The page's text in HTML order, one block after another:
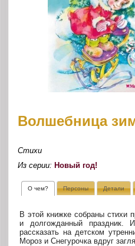
Волшебница
Стихи
Из серии: Новый год!
О чем? Персоны Детали
В этой книжке собраны
и долгожданный праздник.
рассказать на детском
Мороз и Снегурочка вдруг